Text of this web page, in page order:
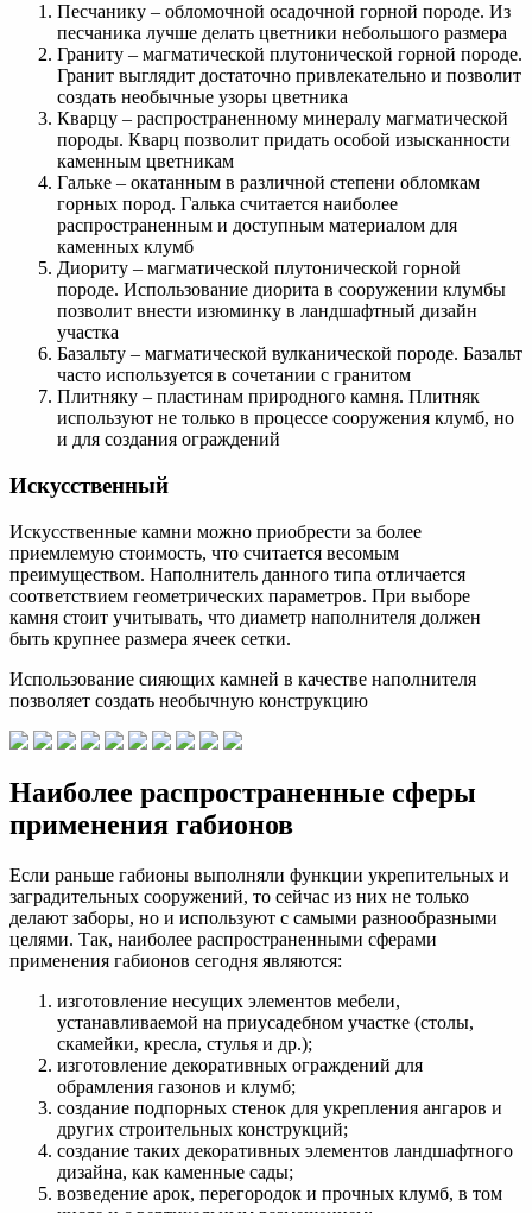
Песчанику – обломочной осадочной горной породе. Из
песчаника лучше делать цветники небольшого размера
Граниту – магматической плутонической горной породе.
Гранит выглядит достаточно привлекательно и позволит
создать необычные узоры цветника
Кварцу – распространенному минералу магматической
породы. Кварц позволит придать особой изысканности
каменным цветникам
Гальке – окатанным в различной степени обломкам
горных пород. Галька считается наиболее
распространенным и доступным материалом для
каменных клумб
Диориту – магматической плутонической горной
породе. Использование диорита в сооружении клумбы
позволит внести изюминку в ландшафтный дизайн
участка
Базальту – магматической вулканической породе. Базальт
часто используется в сочетании с гранитом
Плитняку – пластинам природного камня. Плитняк
используют не только в процессе сооружения клумб, но
и для создания ограждений
Искусственный
Искусственные камни можно приобрести за более
приемлемую стоимость, что считается весомым
преимуществом. Наполнитель данного типа отличается
соответствием геометрических параметров. При выборе
камня стоит учитывать, что диаметр наполнителя должен
быть крупнее размера ячеек сетки.
Использование сияющих камней в качестве наполнителя
позволяет создать необычную конструкцию
Наиболее распространенные сферы
применения габионов
Если раньше габионы выполняли функции укрепительных и
заградительных сооружений, то сейчас из них не только
делают заборы, но и используют с самыми разнообразными
целями. Так, наиболее распространенными сферами
применения габионов сегодня являются:
изготовление несущих элементов мебели,
устанавливаемой на приусадебном участке (столы,
скамейки, кресла, стулья и др.);
изготовление декоративных ограждений для
обрамления газонов и клумб;
создание подпорных стенок для укрепления ангаров и
других строительных конструкций;
создание таких декоративных элементов ландшафтного
дизайна, как каменные сады;
возведение арок, перегородок и прочных клумб, в том